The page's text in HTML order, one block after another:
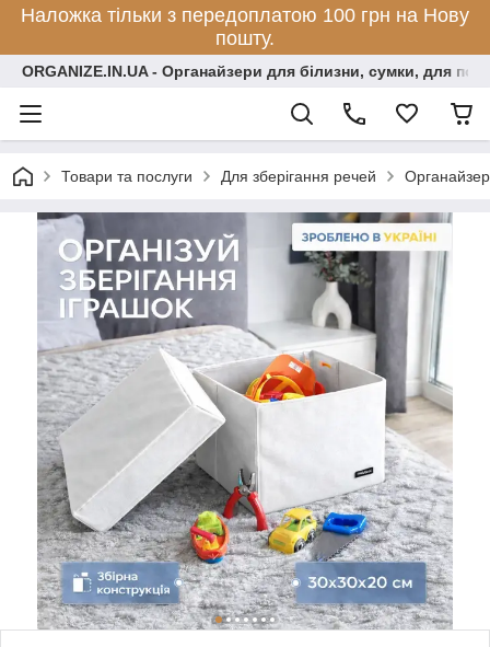
Наложка тільки з передоплатою 100 грн на Нову
пошту.
ORGANIZE.IN.UA - Органайзери для білизни, сумки, для
Товари та послуги Для зберігання речей